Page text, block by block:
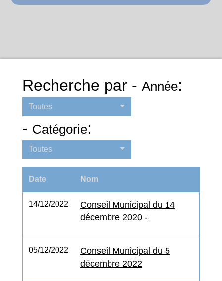
Recherche par - Année:
Toutes
- Catégorie:
Toutes
Date Nom
14/12/2022
Conseil Municipal du 14
décembre 2020 -
05/12/2022
Conseil Municipal du 5
décembre 2022